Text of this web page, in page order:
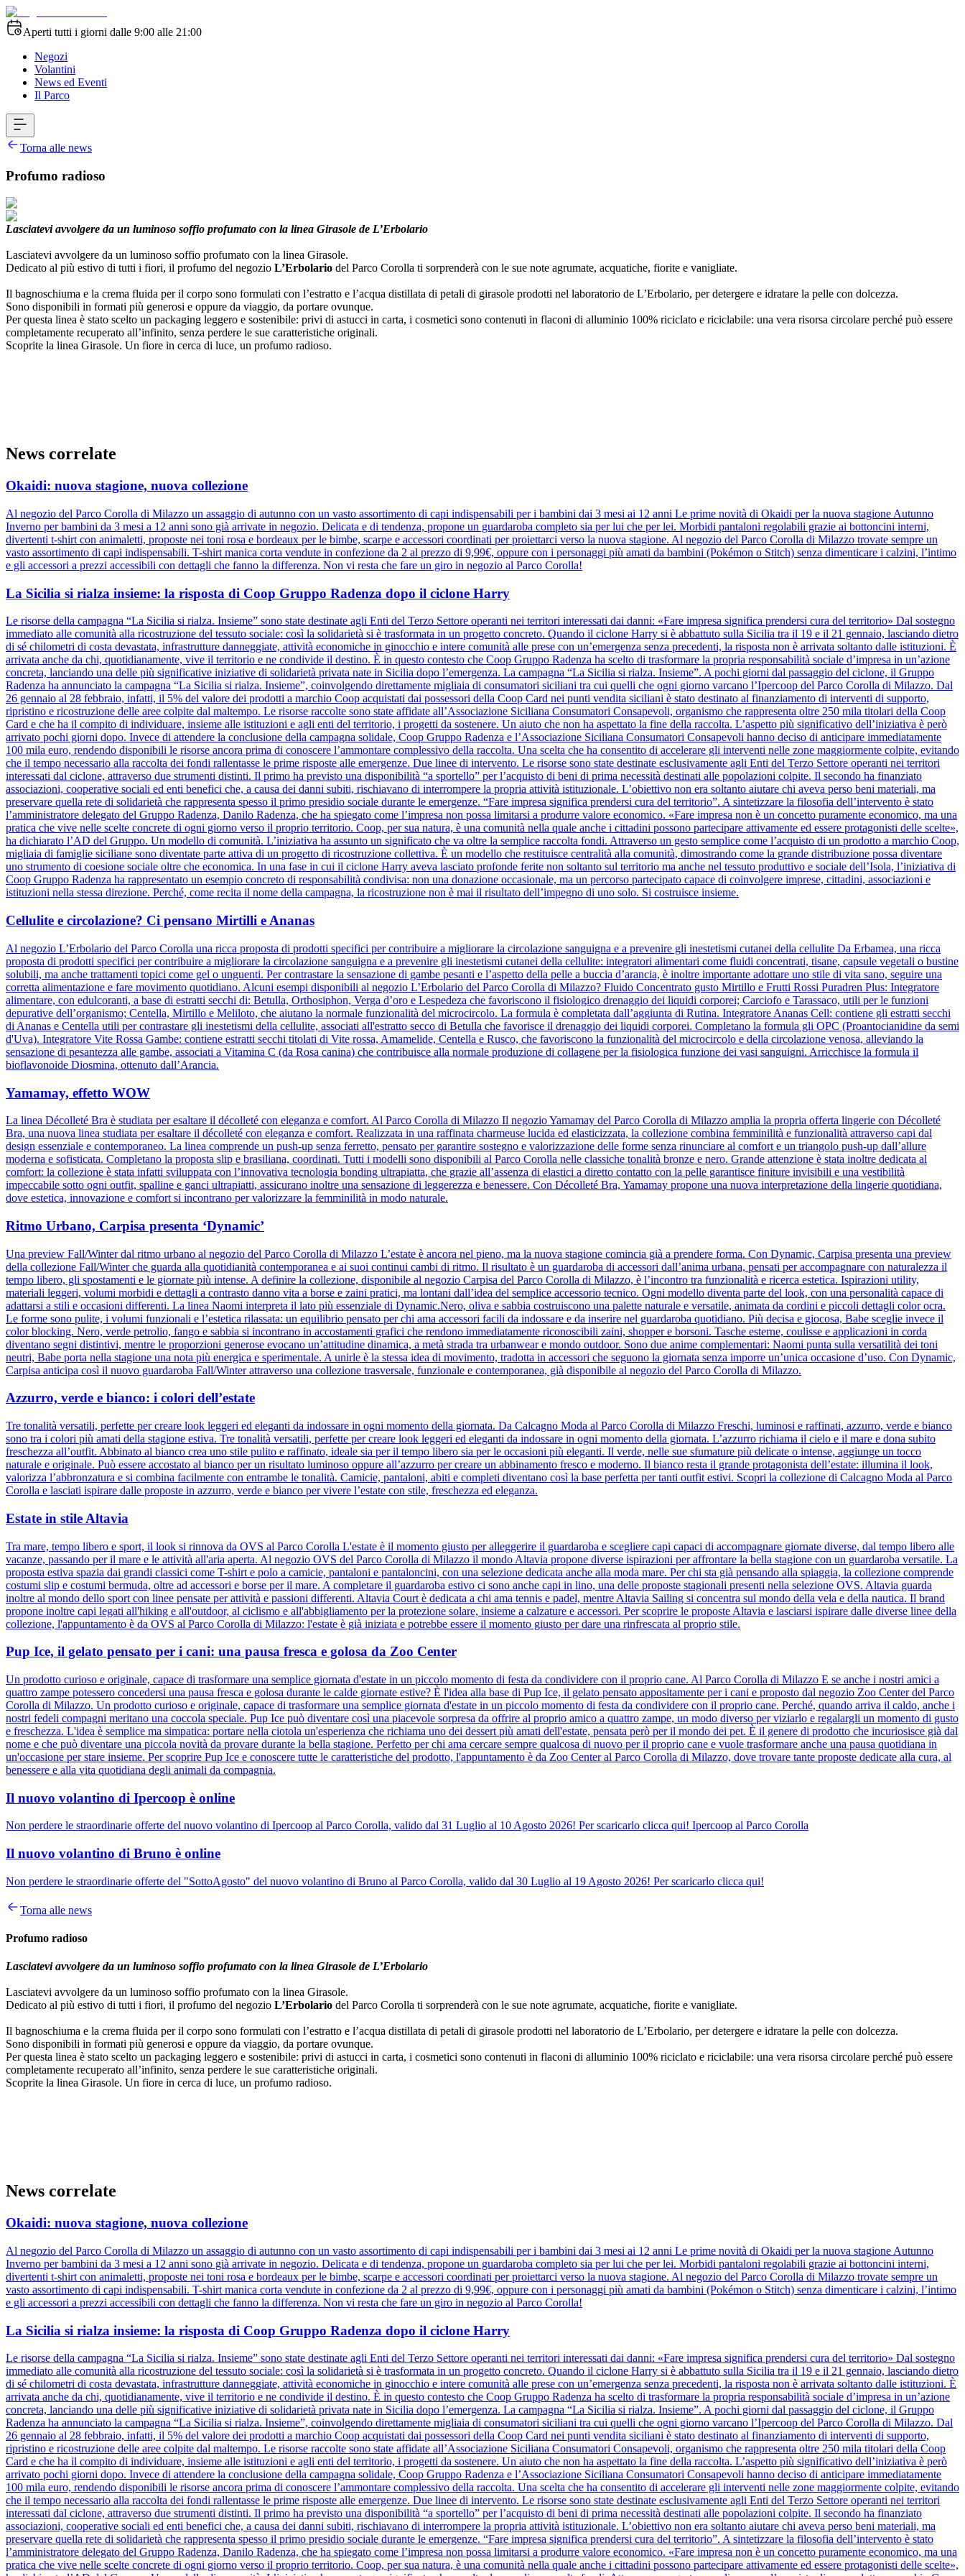
Aperti tutti i giorni dalle 9:00 alle 21:00
Negozi
Volantini
News ed Eventi
Il Parco
Torna alle news
Profumo radioso
Lasciatevi avvolgere da un luminoso soffio profumato con la linea Girasole de L’Erbolario
Lasciatevi avvolgere da un luminoso soffio profumato con la linea Girasole.
Dedicato al più estivo di tutti i fiori, il profumo del negozio L’Erbolario del Parco Corolla ti sorprenderà con le sue note agrumate, acquatiche, fiorite e vanigliate.
Il bagnoschiuma e la crema fluida per il corpo sono formulati con l’estratto e l’acqua distillata di petali di girasole prodotti nel laboratorio de L’Erbolario, per detergere e idratare la pelle con dolcezza.
Sono disponibili in formati più generosi e oppure da viaggio, da portare ovunque.
Per questa linea è stato scelto un packaging leggero e sostenibile: privi di astucci in carta, i cosmetici sono contenuti in flaconi di alluminio 100% riciclato e riciclabile: una vera risorsa circolare perché può essere
completamente recuperato all’infinito, senza perdere le sue caratteristiche originali.
Scoprite la linea Girasole. Un fiore in cerca di luce, un profumo radioso.
News correlate
Okaidi: nuova stagione, nuova collezione
Al negozio del Parco Corolla di Milazzo un assaggio di autunno con un vasto assortimento di capi indispensabili per i bambini dai 3 mesi ai 12 anni Le prime novità di Okaidi per la nuova stagione Autunno
Inverno per bambini da 3 mesi a 12 anni sono già arrivate in negozio. Delicata e di tendenza, propone un guardaroba completo sia per lui che per lei. Morbidi pantaloni regolabili grazie ai bottoncini interni,
divertenti t-shirt con animaletti, proposte nei toni rosa e bordeaux per le bimbe, scarpe e accessori coordinati per proiettarci verso la nuova stagione. Al negozio del Parco Corolla di Milazzo trovate sempre un
vasto assortimento di capi indispensabili. T-shirt manica corta vendute in confezione da 2 al prezzo di 9,99€, oppure con i personaggi più amati da bambini (Pokémon o Stitch) senza dimenticare i calzini, l’intimo
e gli accessori a prezzi accessibili con dettagli che fanno la differenza. Non vi resta che fare un giro in negozio al Parco Corolla!
La Sicilia si rialza insieme: la risposta di Coop Gruppo Radenza dopo il ciclone Harry
Le risorse della campagna “La Sicilia si rialza. Insieme” sono state destinate agli Enti del Terzo Settore operanti nei territori interessati dai danni: «Fare impresa significa prendersi cura del territorio» Dal sostegno
immediato alle comunità alla ricostruzione del tessuto sociale: così la solidarietà si è trasformata in un progetto concreto. Quando il ciclone Harry si è abbattuto sulla Sicilia tra il 19 e il 21 gennaio, lasciando dietro
di sé chilometri di costa devastata, infrastrutture danneggiate, attività economiche in ginocchio e intere comunità alle prese con un’emergenza senza precedenti, la risposta non è arrivata soltanto dalle istituzioni. È
arrivata anche da chi, quotidianamente, vive il territorio e ne condivide il destino. È in questo contesto che Coop Gruppo Radenza ha scelto di trasformare la propria responsabilità sociale d’impresa in un’azione
concreta, lanciando una delle più significative iniziative di solidarietà privata nate in Sicilia dopo l’emergenza. La campagna “La Sicilia si rialza. Insieme”. A pochi giorni dal passaggio del ciclone, il Gruppo
Radenza ha annunciato la campagna “La Sicilia si rialza. Insieme”, coinvolgendo direttamente migliaia di consumatori siciliani tra cui quelli che ogni giorno varcano l’Ipercoop del Parco Corolla di Milazzo. Dal
26 gennaio al 28 febbraio, infatti, il 5% del valore dei prodotti a marchio Coop acquistati dai possessori della Coop Card nei punti vendita siciliani è stato destinato al finanziamento di interventi di supporto,
ripristino e ricostruzione delle aree colpite dal maltempo. Le risorse raccolte sono state affidate all’Associazione Siciliana Consumatori Consapevoli, organismo che rappresenta oltre 250 mila titolari della Coop
Card e che ha il compito di individuare, insieme alle istituzioni e agli enti del territorio, i progetti da sostenere. Un aiuto che non ha aspettato la fine della raccolta. L’aspetto più significativo dell’iniziativa è però
arrivato pochi giorni dopo. Invece di attendere la conclusione della campagna solidale, Coop Gruppo Radenza e l’Associazione Siciliana Consumatori Consapevoli hanno deciso di anticipare immediatamente
100 mila euro, rendendo disponibili le risorse ancora prima di conoscere l’ammontare complessivo della raccolta. Una scelta che ha consentito di accelerare gli interventi nelle zone maggiormente colpite, evitando
che il tempo necessario alla raccolta dei fondi rallentasse le prime risposte alle emergenze. Due linee di intervento. Le risorse sono state destinate esclusivamente agli Enti del Terzo Settore operanti nei territori
interessati dal ciclone, attraverso due strumenti distinti. Il primo ha previsto una disponibilità “a sportello” per l’acquisto di beni di prima necessità destinati alle popolazioni colpite. Il secondo ha finanziato
associazioni, cooperative sociali ed enti benefici che, a causa dei danni subiti, rischiavano di interrompere la propria attività istituzionale. L’obiettivo non era soltanto aiutare chi aveva perso beni materiali, ma
preservare quella rete di solidarietà che rappresenta spesso il primo presidio sociale durante le emergenze. “Fare impresa significa prendersi cura del territorio”. A sintetizzare la filosofia dell’intervento è stato
l’amministratore delegato del Gruppo Radenza, Danilo Radenza, che ha spiegato come l’impresa non possa limitarsi a produrre valore economico. «Fare impresa non è un concetto puramente economico, ma una
pratica che vive nelle scelte concrete di ogni giorno verso il proprio territorio. Coop, per sua natura, è una comunità nella quale anche i cittadini possono partecipare attivamente ed essere protagonisti delle scelte»,
ha dichiarato l’AD del Gruppo. Un modello di comunità. L’iniziativa ha assunto un significato che va oltre la semplice raccolta fondi. Attraverso un gesto semplice come l’acquisto di un prodotto a marchio Coop,
migliaia di famiglie siciliane sono diventate parte attiva di un progetto di ricostruzione collettiva. È un modello che restituisce centralità alla comunità, dimostrando come la grande distribuzione possa diventare
uno strumento di coesione sociale oltre che economica. In una fase in cui il ciclone Harry aveva lasciato profonde ferite non soltanto sul territorio ma anche nel tessuto produttivo e sociale dell’Isola, l’iniziativa di
Coop Gruppo Radenza ha rappresentato un esempio concreto di responsabilità condivisa: non una donazione occasionale, ma un percorso partecipato capace di coinvolgere imprese, cittadini, associazioni e
istituzioni nella stessa direzione. Perché, come recita il nome della campagna, la ricostruzione non è mai il risultato dell’impegno di uno solo. Si costruisce insieme.
Cellulite e circolazione? Ci pensano Mirtilli e Ananas
Al negozio L’Erbolario del Parco Corolla una ricca proposta di prodotti specifici per contribuire a migliorare la circolazione sanguigna e a prevenire gli inestetismi cutanei della cellulite Da Erbamea, una ricca
proposta di prodotti specifici per contribuire a migliorare la circolazione sanguigna e a prevenire gli inestetismi cutanei della cellulite: integratori alimentari come fluidi concentrati, tisane, capsule vegetali o bustine
solubili, ma anche trattamenti topici come gel o unguenti. Per contrastare la sensazione di gambe pesanti e l’aspetto della pelle a buccia d’arancia, è inoltre importante adottare uno stile di vita sano, seguire una
corretta alimentazione e fare movimento quotidiano. Alcuni esempi disponibili al negozio L’Erbolario del Parco Corolla di Milazzo? Fluido Concentrato gusto Mirtillo e Frutti Rossi Puradren Plus: Integratore
alimentare, con edulcoranti, a base di estratti secchi di: Betulla, Orthosiphon, Verga d’oro e Lespedeza che favoriscono il fisiologico drenaggio dei liquidi corporei; Carciofo e Tarassaco, utili per le funzioni
depurative dell’organismo; Centella, Mirtillo e Meliloto, che aiutano la normale funzionalità del microcircolo. La formula è completata dall’aggiunta di Rutina. Integratore Ananas Cell: contiene gli estratti secchi
di Ananas e Centella utili per contrastare gli inestetismi della cellulite, associati all'estratto secco di Betulla che favorisce il drenaggio dei liquidi corporei. Completano la formula gli OPC (Proantocianidine da semi
d'Uva). Integratore Vite Rossa Gambe: contiene estratti secchi titolati di Vite rossa, Amamelide, Centella e Rusco, che favoriscono la funzionalità del microcircolo e della circolazione venosa, alleviando la
sensazione di pesantezza alle gambe, associati a Vitamina C (da Rosa canina) che contribuisce alla normale produzione di collagene per la fisiologica funzione dei vasi sanguigni. Arricchisce la formula il
bioflavonoide Diosmina, ottenuto dall’Arancia.
Yamamay, effetto WOW
La linea Décolleté Bra è studiata per esaltare il décolleté con eleganza e comfort. Al Parco Corolla di Milazzo Il negozio Yamamay del Parco Corolla di Milazzo amplia la propria offerta lingerie con Décolleté
Bra, una nuova linea studiata per esaltare il décolleté con eleganza e comfort. Realizzata in una raffinata charmeuse lucida ed elasticizzata, la collezione combina femminilità e funzionalità attraverso capi dal
design essenziale e contemporaneo. La linea comprende un push-up senza ferretto, pensato per garantire sostegno e valorizzazione delle forme senza rinunciare al comfort e un triangolo push-up dall’allure
moderna e sofisticata. Completano la proposta slip e brasiliana, coordinati. Tutti i modelli sono disponibili al Parco Corolla nelle classiche tonalità bronze e nero. Grande attenzione è stata inoltre dedicata al
comfort: la collezione è stata infatti sviluppata con l’innovativa tecnologia bonding ultrapiatta, che grazie all’assenza di elastici a diretto contatto con la pelle garantisce finiture invisibili e una vestibilità
impeccabile sotto ogni outfit, spalline e ganci ultrapiatti, assicurano inoltre una sensazione di leggerezza e benessere. Con Décolleté Bra, Yamamay propone una nuova interpretazione della lingerie quotidiana,
dove estetica, innovazione e comfort si incontrano per valorizzare la femminilità in modo naturale.
Ritmo Urbano, Carpisa presenta ‘Dynamic’
Una preview Fall/Winter dal ritmo urbano al negozio del Parco Corolla di Milazzo L’estate è ancora nel pieno, ma la nuova stagione comincia già a prendere forma. Con Dynamic, Carpisa presenta una preview
della collezione Fall/Winter che guarda alla quotidianità contemporanea e ai suoi continui cambi di ritmo. Il risultato è un guardaroba di accessori dall’anima urbana, pensati per accompagnare con naturalezza il
tempo libero, gli spostamenti e le giornate più intense. A definire la collezione, disponibile al negozio Carpisa del Parco Corolla di Milazzo, è l’incontro tra funzionalità e ricerca estetica. Ispirazioni utility,
materiali leggeri, volumi morbidi e dettagli a contrasto danno vita a borse e zaini pratici, ma lontani dall’idea del semplice accessorio tecnico. Ogni modello diventa parte del look, con una personalità capace di
adattarsi a stili e occasioni differenti. La linea Naomi interpreta il lato più essenziale di Dynamic.Nero, oliva e sabbia costruiscono una palette naturale e versatile, animata da cordini e piccoli dettagli color ocra.
Le forme sono pulite, i volumi funzionali e l’estetica rilassata: un equilibrio pensato per chi ama accessori facili da indossare e da inserire nel guardaroba quotidiano. Più decisa e giocosa, Babe sceglie invece il
color blocking. Nero, verde petrolio, fango e sabbia si incontrano in accostamenti grafici che rendono immediatamente riconoscibili zaini, shopper e borsoni. Tasche esterne, coulisse e applicazioni in corda
diventano segni distintivi, mentre le proporzioni generose evocano un’attitudine dinamica, a metà strada tra urbanwear e mondo outdoor. Sono due anime complementari: Naomi punta sulla versatilità dei toni
neutri, Babe porta nella stagione una nota più energica e sperimentale. A unirle è la stessa idea di movimento, tradotta in accessori che seguono la giornata senza imporre un’unica occasione d’uso. Con Dynamic,
Carpisa anticipa così il nuovo guardaroba Fall/Winter attraverso una collezione trasversale, funzionale e contemporanea, già disponibile al negozio del Parco Corolla di Milazzo.
Azzurro, verde e bianco: i colori dell’estate
Tre tonalità versatili, perfette per creare look leggeri ed eleganti da indossare in ogni momento della giornata. Da Calcagno Moda al Parco Corolla di Milazzo Freschi, luminosi e raffinati, azzurro, verde e bianco
sono tra i colori più amati della stagione estiva. Tre tonalità versatili, perfette per creare look leggeri ed eleganti da indossare in ogni momento della giornata. L’azzurro richiama il cielo e il mare e dona subito
freschezza all’outfit. Abbinato al bianco crea uno stile pulito e raffinato, ideale sia per il tempo libero sia per le occasioni più eleganti. Il verde, nelle sue sfumature più delicate o intense, aggiunge un tocco
naturale e originale. Può essere accostato al bianco per un risultato luminoso oppure all’azzurro per creare un abbinamento fresco e moderno. Il bianco resta il grande protagonista dell’estate: illumina il look,
valorizza l’abbronzatura e si combina facilmente con entrambe le tonalità. Camicie, pantaloni, abiti e completi diventano così la base perfetta per tanti outfit estivi. Scopri la collezione di Calcagno Moda al Parco
Corolla e lasciati ispirare dalle proposte in azzurro, verde e bianco per vivere l’estate con stile, freschezza ed eleganza.
Estate in stile Altavia
Tra mare, tempo libero e sport, il look si rinnova da OVS al Parco Corolla L'estate è il momento giusto per alleggerire il guardaroba e scegliere capi capaci di accompagnare giornate diverse, dal tempo libero alle
vacanze, passando per il mare e le attività all'aria aperta. Al negozio OVS del Parco Corolla di Milazzo il mondo Altavia propone diverse ispirazioni per affrontare la bella stagione con un guardaroba versatile. La
proposta estiva spazia dai grandi classici come T-shirt e polo a camicie, pantaloni e pantaloncini, con una selezione dedicata anche alla moda mare. Per chi sta già pensando alla spiaggia, la collezione comprende
costumi slip e costumi bermuda, oltre ad accessori e borse per il mare. A completare il guardaroba estivo ci sono anche capi in lino, una delle proposte stagionali presenti nella selezione OVS. Altavia guarda
inoltre al mondo dello sport con linee pensate per attività e passioni differenti. Altavia Court è dedicata a chi ama tennis e padel, mentre Altavia Sailing si concentra sul mondo della vela e della nautica. Il brand
propone inoltre capi legati all'hiking e all'outdoor, al ciclismo e all'abbigliamento per la protezione solare, insieme a calzature e accessori. Per scoprire le proposte Altavia e lasciarsi ispirare dalle diverse linee della
collezione, l'appuntamento è da OVS al Parco Corolla di Milazzo: l'estate è già iniziata e potrebbe essere il momento giusto per dare una rinfrescata al proprio stile.
Pup Ice, il gelato pensato per i cani: una pausa fresca e golosa da Zoo Center
Un prodotto curioso e originale, capace di trasformare una semplice giornata d'estate in un piccolo momento di festa da condividere con il proprio cane. Al Parco Corolla di Milazzo E se anche i nostri amici a
quattro zampe potessero concedersi una pausa fresca e golosa durante le calde giornate estive? È l'idea alla base di Pup Ice, il gelato pensato appositamente per i cani e proposto dal negozio Zoo Center del Parco
Corolla di Milazzo. Un prodotto curioso e originale, capace di trasformare una semplice giornata d'estate in un piccolo momento di festa da condividere con il proprio cane. Perché, quando arriva il caldo, anche i
nostri fedeli compagni meritano una coccola speciale. Pup Ice può diventare così una piacevole sorpresa da offrire al proprio amico a quattro zampe, un modo diverso per viziarlo e regalargli un momento di gusto
e freschezza. L'idea è semplice ma simpatica: portare nella ciotola un'esperienza che richiama uno dei dessert più amati dell'estate, pensata però per il mondo dei pet. È il genere di prodotto che incuriosisce già dal
nome e che può diventare una piccola novità da provare durante la bella stagione. Perfetto per chi ama cercare sempre qualcosa di nuovo per il proprio cane e vuole trasformare anche una pausa quotidiana in
un'occasione per stare insieme. Per scoprire Pup Ice e conoscere tutte le caratteristiche del prodotto, l'appuntamento è da Zoo Center al Parco Corolla di Milazzo, dove trovare tante proposte dedicate alla cura, al
benessere e alla vita quotidiana degli animali da compagnia.
Il nuovo volantino di Ipercoop è online
Non perdere le straordinarie offerte del nuovo volantino di Ipercoop al Parco Corolla, valido dal 31 Luglio al 10 Agosto 2026! Per scaricarlo clicca qui! Ipercoop al Parco Corolla
Il nuovo volantino di Bruno è online
Non perdere le straordinarie offerte del "SottoAgosto" del nuovo volantino di Bruno al Parco Corolla, valido dal 30 Luglio al 19 Agosto 2026! Per scaricarlo clicca qui!
Torna alle news
Profumo radioso
Lasciatevi avvolgere da un luminoso soffio profumato con la linea Girasole de L’Erbolario
Lasciatevi avvolgere da un luminoso soffio profumato con la linea Girasole.
Dedicato al più estivo di tutti i fiori, il profumo del negozio L’Erbolario del Parco Corolla ti sorprenderà con le sue note agrumate, acquatiche, fiorite e vanigliate.
Il bagnoschiuma e la crema fluida per il corpo sono formulati con l’estratto e l’acqua distillata di petali di girasole prodotti nel laboratorio de L’Erbolario, per detergere e idratare la pelle con dolcezza.
Sono disponibili in formati più generosi e oppure da viaggio, da portare ovunque.
Per questa linea è stato scelto un packaging leggero e sostenibile: privi di astucci in carta, i cosmetici sono contenuti in flaconi di alluminio 100% riciclato e riciclabile: una vera risorsa circolare perché può essere
completamente recuperato all’infinito, senza perdere le sue caratteristiche originali.
Scoprite la linea Girasole. Un fiore in cerca di luce, un profumo radioso.
News correlate
Okaidi: nuova stagione, nuova collezione
Al negozio del Parco Corolla di Milazzo un assaggio di autunno con un vasto assortimento di capi indispensabili per i bambini dai 3 mesi ai 12 anni Le prime novità di Okaidi per la nuova stagione Autunno
Inverno per bambini da 3 mesi a 12 anni sono già arrivate in negozio. Delicata e di tendenza, propone un guardaroba completo sia per lui che per lei. Morbidi pantaloni regolabili grazie ai bottoncini interni,
divertenti t-shirt con animaletti, proposte nei toni rosa e bordeaux per le bimbe, scarpe e accessori coordinati per proiettarci verso la nuova stagione. Al negozio del Parco Corolla di Milazzo trovate sempre un
vasto assortimento di capi indispensabili. T-shirt manica corta vendute in confezione da 2 al prezzo di 9,99€, oppure con i personaggi più amati da bambini (Pokémon o Stitch) senza dimenticare i calzini, l’intimo
e gli accessori a prezzi accessibili con dettagli che fanno la differenza. Non vi resta che fare un giro in negozio al Parco Corolla!
La Sicilia si rialza insieme: la risposta di Coop Gruppo Radenza dopo il ciclone Harry
Le risorse della campagna “La Sicilia si rialza. Insieme” sono state destinate agli Enti del Terzo Settore operanti nei territori interessati dai danni: «Fare impresa significa prendersi cura del territorio» Dal sostegno
immediato alle comunità alla ricostruzione del tessuto sociale: così la solidarietà si è trasformata in un progetto concreto. Quando il ciclone Harry si è abbattuto sulla Sicilia tra il 19 e il 21 gennaio, lasciando dietro
di sé chilometri di costa devastata, infrastrutture danneggiate, attività economiche in ginocchio e intere comunità alle prese con un’emergenza senza precedenti, la risposta non è arrivata soltanto dalle istituzioni. È
arrivata anche da chi, quotidianamente, vive il territorio e ne condivide il destino. È in questo contesto che Coop Gruppo Radenza ha scelto di trasformare la propria responsabilità sociale d’impresa in un’azione
concreta, lanciando una delle più significative iniziative di solidarietà privata nate in Sicilia dopo l’emergenza. La campagna “La Sicilia si rialza. Insieme”. A pochi giorni dal passaggio del ciclone, il Gruppo
Radenza ha annunciato la campagna “La Sicilia si rialza. Insieme”, coinvolgendo direttamente migliaia di consumatori siciliani tra cui quelli che ogni giorno varcano l’Ipercoop del Parco Corolla di Milazzo. Dal
26 gennaio al 28 febbraio, infatti, il 5% del valore dei prodotti a marchio Coop acquistati dai possessori della Coop Card nei punti vendita siciliani è stato destinato al finanziamento di interventi di supporto,
ripristino e ricostruzione delle aree colpite dal maltempo. Le risorse raccolte sono state affidate all’Associazione Siciliana Consumatori Consapevoli, organismo che rappresenta oltre 250 mila titolari della Coop
Card e che ha il compito di individuare, insieme alle istituzioni e agli enti del territorio, i progetti da sostenere. Un aiuto che non ha aspettato la fine della raccolta. L’aspetto più significativo dell’iniziativa è però
arrivato pochi giorni dopo. Invece di attendere la conclusione della campagna solidale, Coop Gruppo Radenza e l’Associazione Siciliana Consumatori Consapevoli hanno deciso di anticipare immediatamente
100 mila euro, rendendo disponibili le risorse ancora prima di conoscere l’ammontare complessivo della raccolta. Una scelta che ha consentito di accelerare gli interventi nelle zone maggiormente colpite, evitando
che il tempo necessario alla raccolta dei fondi rallentasse le prime risposte alle emergenze. Due linee di intervento. Le risorse sono state destinate esclusivamente agli Enti del Terzo Settore operanti nei territori
interessati dal ciclone, attraverso due strumenti distinti. Il primo ha previsto una disponibilità “a sportello” per l’acquisto di beni di prima necessità destinati alle popolazioni colpite. Il secondo ha finanziato
associazioni, cooperative sociali ed enti benefici che, a causa dei danni subiti, rischiavano di interrompere la propria attività istituzionale. L’obiettivo non era soltanto aiutare chi aveva perso beni materiali, ma
preservare quella rete di solidarietà che rappresenta spesso il primo presidio sociale durante le emergenze. “Fare impresa significa prendersi cura del territorio”. A sintetizzare la filosofia dell’intervento è stato
l’amministratore delegato del Gruppo Radenza, Danilo Radenza, che ha spiegato come l’impresa non possa limitarsi a produrre valore economico. «Fare impresa non è un concetto puramente economico, ma una
pratica che vive nelle scelte concrete di ogni giorno verso il proprio territorio. Coop, per sua natura, è una comunità nella quale anche i cittadini possono partecipare attivamente ed essere protagonisti delle scelte»,